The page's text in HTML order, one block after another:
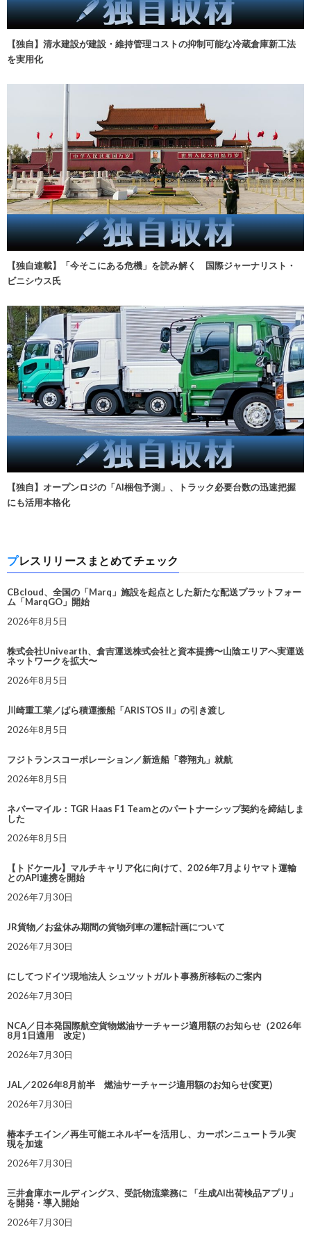
【独自】清水建設が建設・維持管理コストの抑制可能な冷蔵倉庫新工法
を実用化
【独自連載】「今そこにある危機」を読み解く 国際ジャーナリスト・
ビニシウス氏
【独自】オープンロジの「AI梱包予測」、トラック必要台数の迅速把握
にも活用本格化
プレスリリースまとめてチェック
CBcloud、全国の「Marq」施設を起点とした新たな配送プラットフォー
ム「MarqGO」開始
2026年8月5日
株式会社Univearth、倉吉運送株式会社と資本提携〜山陰エリアへ実運送
ネットワークを拡大〜
2026年8月5日
川崎重工業／ばら積運搬船「ARISTOS II」の引き渡し
2026年8月5日
フジトランスコーポレーション／新造船「蓉翔丸」就航
2026年8月5日
ネバーマイル：TGR Haas F1 Teamとのパートナーシップ契約を締結しま
した
2026年8月5日
【トドケール】マルチキャリア化に向けて、2026年7月よりヤマト運輸
とのAPI連携を開始
2026年7月30日
JR貨物／お盆休み期間の貨物列車の運転計画について
2026年7月30日
にしてつドイツ現地法人 シュツットガルト事務所移転のご案内
2026年7月30日
NCA／日本発国際航空貨物燃油サーチャージ適用額のお知らせ（2026年
8月1日適用 改定）
2026年7月30日
JAL／2026年8月前半 燃油サーチャージ適用額のお知らせ(変更)
2026年7月30日
椿本チエイン／再生可能エネルギーを活用し、カーボンニュートラル実
現を加速
2026年7月30日
三井倉庫ホールディングス、受託物流業務に 「生成AI出荷検品アプリ」
を開発・導入開始
2026年7月30日